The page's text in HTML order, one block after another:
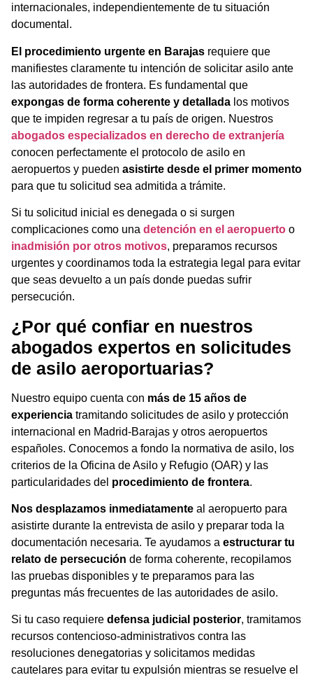
internacionales, independientemente de tu situación
documental.
El procedimiento urgente en Barajas requiere que
manifiestes claramente tu intención de solicitar asilo ante
las autoridades de frontera. Es fundamental que
expongas de forma coherente y detallada los motivos
que te impiden regresar a tu país de origen. Nuestros
abogados especializados en derecho de extranjería
conocen perfectamente el protocolo de asilo en
aeropuertos y pueden asistirte desde el primer momento
para que tu solicitud sea admitida a trámite.
Si tu solicitud inicial es denegada o si surgen
complicaciones como una detención en el aeropuerto o
inadmisión por otros motivos, preparamos recursos
urgentes y coordinamos toda la estrategia legal para evitar
que seas devuelto a un país donde puedas sufrir
persecución.
¿Por qué confiar en nuestros
abogados expertos en solicitudes
de asilo aeroportuarias?
Nuestro equipo cuenta con más de 15 años de
experiencia tramitando solicitudes de asilo y protección
internacional en Madrid-Barajas y otros aeropuertos
españoles. Conocemos a fondo la normativa de asilo, los
criterios de la Oficina de Asilo y Refugio (OAR) y las
particularidades del procedimiento de frontera.
Nos desplazamos inmediatamente al aeropuerto para
asistirte durante la entrevista de asilo y preparar toda la
documentación necesaria. Te ayudamos a estructurar tu
relato de persecución de forma coherente, recopilamos
las pruebas disponibles y te preparamos para las
preguntas más frecuentes de las autoridades de asilo.
Si tu caso requiere defensa judicial posterior, tramitamos
recursos contencioso-administrativos contra las
resoluciones denegatorias y solicitamos medidas
cautelares para evitar tu expulsión mientras se resuelve el